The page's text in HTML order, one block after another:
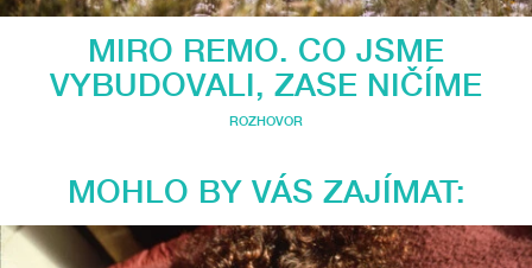
MIRO REMO. CO JSME
VYBUDOVALI, ZASE NIČÍME
ROZHOVOR
MOHLO BY VÁS ZAJÍMAT: